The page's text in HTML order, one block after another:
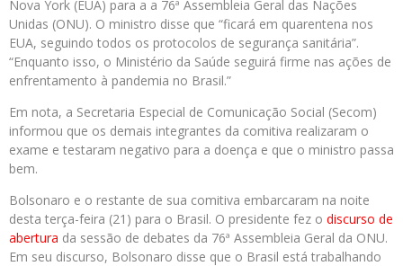
Nova York (EUA) para a a 76ª Assembleia Geral das Nações
Unidas (ONU). O ministro disse que “ficará em quarentena nos
EUA, seguindo todos os protocolos de segurança sanitária”.
“Enquanto isso, o Ministério da Saúde seguirá firme nas ações de
enfrentamento à pandemia no Brasil.”
Em nota, a Secretaria Especial de Comunicação Social (Secom)
informou que os demais integrantes da comitiva realizaram o
exame e testaram negativo para a doença e que o ministro passa
bem.
Bolsonaro e o restante de sua comitiva embarcaram na noite
desta terça-feira (21) para o Brasil. O presidente fez o discurso de
abertura da sessão de debates da 76ª Assembleia Geral da ONU.
Em seu discurso, Bolsonaro disse que o Brasil está trabalhando